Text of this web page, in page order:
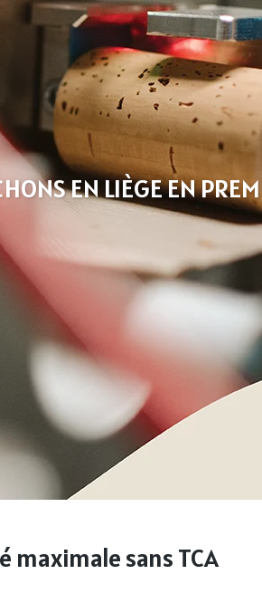
EN LIÈGE EN
maximale sans TCA